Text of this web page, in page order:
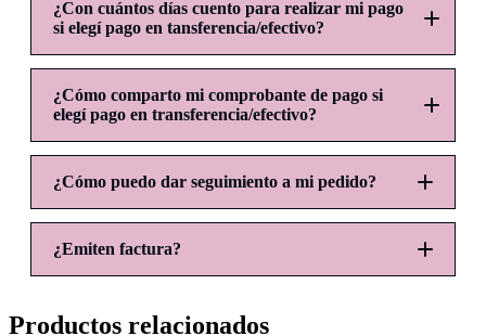
¿Con cuántos días cuento para realizar mi pago
si elegí pago en tansferencia/efectivo?
¿Cómo comparto mi comprobante de pago si
elegí pago en transferencia/efectivo?
pagos@ohlaladicreations.com
ASUNTO:
CUERPO DEL CORREO:
¿Cómo puedo dar seguimiento a mi pedido?
¿Emiten factura?
Productos relacionados